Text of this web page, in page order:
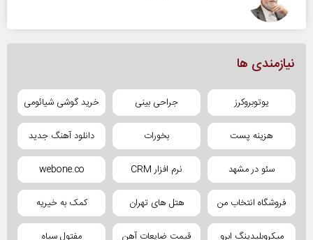
نیازمندی ها
یوتوبروکرز جراحی بینی خرید گوشی شیائومی
هزینه پست بخورات دانلود آهنگ جدید
سئو در مشهد نرم افزار CRM webone.co
فروشگاه انتخاب من هتل های تهران کمک به خیریه
میکروبلیدینگ ابرو قیمت ضایعات آهن مفتول سیاه